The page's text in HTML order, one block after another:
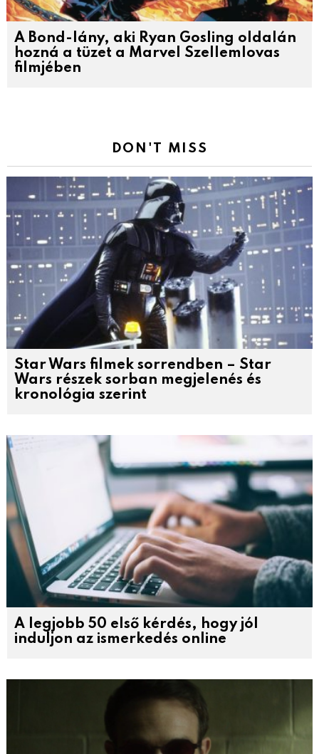
A Bond-lány, aki Ryan Gosling oldalán
hozná a tüzet a Marvel Szellemlovas
filmjében
DON'T MISS
Star Wars filmek sorrendben – Star
Wars részek sorban megjelenés és
kronológia szerint
A legjobb 50 első kérdés, hogy jól
induljon az ismerkedés online